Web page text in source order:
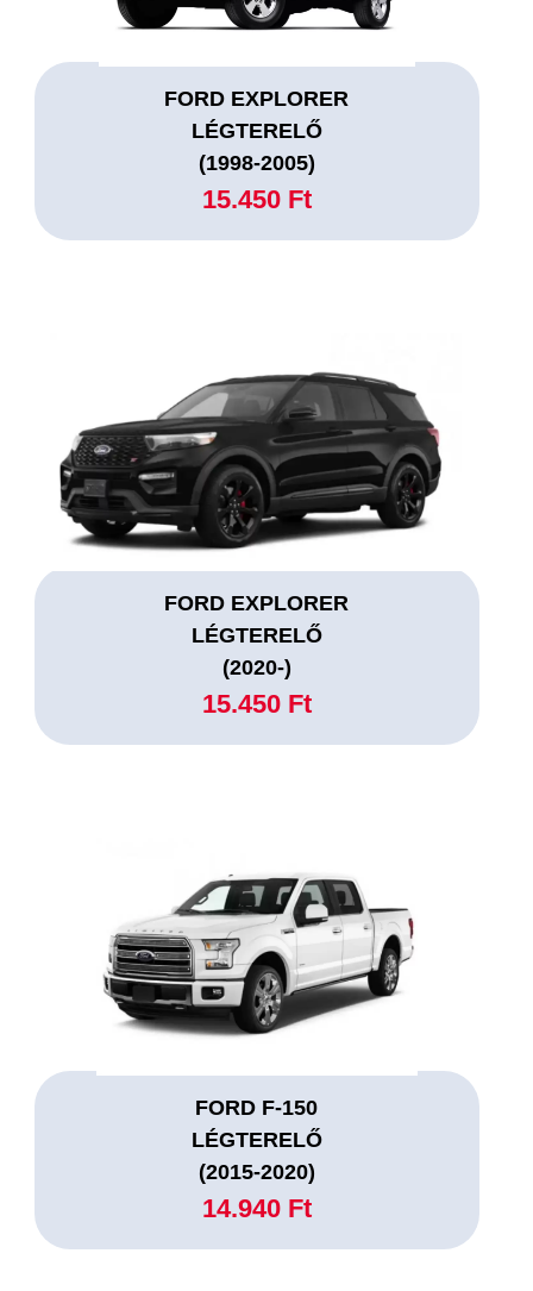
FORD EXPLORER
LÉGTERELŐ
(1998-2005)
15.450 Ft
FORD EXPLORER
LÉGTERELŐ
(2020-)
15.450 Ft
FORD F-150
LÉGTERELŐ
(2015-2020)
14.940 Ft